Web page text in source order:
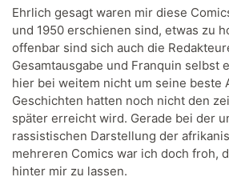
Ehrlich gesagt waren mir diese
und 1950 erschienen sind, etwas zu
offenbar sind sich auch die
Gesamtausgabe und Franquin selbst
hier bei weitem nicht um seine beste
Geschichten hatten noch nicht den
später erreicht wird. Gerade bei der
rassistischen Darstellung der
mehreren Comics war ich doch froh,
hinter mir zu lassen.